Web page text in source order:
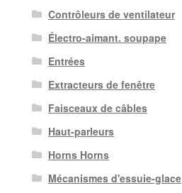
Contrôleurs de ventilateur
Électro-aimant. soupape
Entrées
Extracteurs de fenêtre
Faisceaux de câbles
Haut-parleurs
Horns Horns
Mécanismes d'essuie-glace